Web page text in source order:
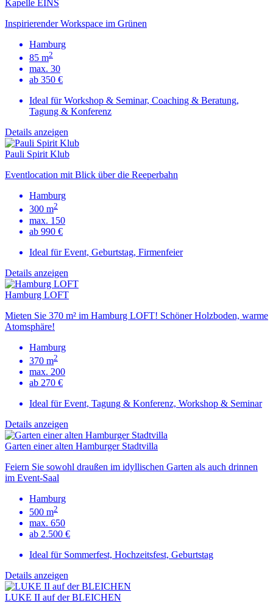
Kapelle EINS
Inspirierender Workspace im Grünen
Hamburg
85 m2
max. 30
ab 350 €
Ideal für Workshop & Seminar, Coaching & Beratung,
Tagung & Konferenz
Details anzeigen
Pauli Spirit Klub
Eventlocation mit Blick über die Reeperbahn
Hamburg
300 m2
max. 150
ab 990 €
Ideal für Event, Geburtstag, Firmenfeier
Details anzeigen
Hamburg LOFT
Mieten Sie 370 m² im Hamburg LOFT! Schöner Holzboden, warme
Atomsphäre!
Hamburg
370 m2
max. 200
ab 270 €
Ideal für Event, Tagung & Konferenz, Workshop & Seminar
Details anzeigen
Garten einer alten Hamburger Stadtvilla
Feiern Sie sowohl draußen im idyllischen Garten als auch drinnen
im Event-Saal
Hamburg
500 m2
max. 650
ab 2.500 €
Ideal für Sommerfest, Hochzeitsfest, Geburtstag
Details anzeigen
LUKE II auf der BLEICHEN